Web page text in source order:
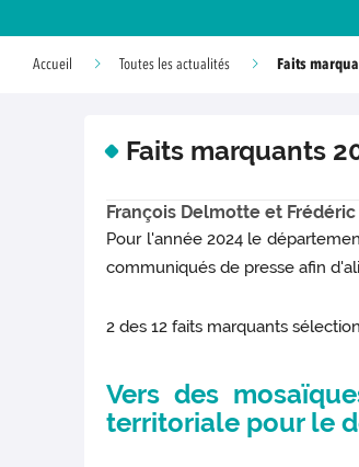
Accueil Toutes les actualités Faits
Faits marquants
François Delmotte et
Pour l'année 2024 le
communiqués de presse afin
2 des 12 faits marquants
Vers des
territoriale pour le